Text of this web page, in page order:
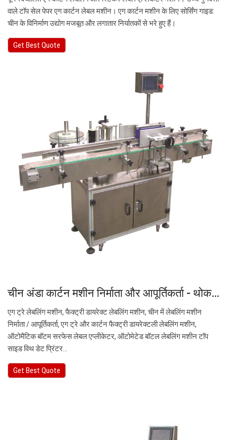
वाले टॉप सेल पेपर एग कार्टन लेबल मशीन। एग कार्टन मशीन के लिए सोर्सिंग गाइड:
चीन के विनिर्माण उद्योग मजबूत और लगातार निर्यातकों से भरे हुए हैं।
Get Best Quote
चीन अंडा कार्टन मशीन निर्माता और आपूर्तिकर्ता - थोक…
एग ट्रे लेबलिंग मशीन, फैक्ट्री डायरेक्ट लेबलिंग मशीन, चीन में लेबलिंग मशीन
निर्माता / आपूर्तिकर्ता, एग ट्रे और कार्टन फैक्ट्री डायरेक्टली लेबलिंग मशीन,
ऑटोमैटिक बॉटम सरफेस लेबल एप्लीकेटर, ऑटोमेटेड बॉटल लेबलिंग मशीन टॉप
साइड विथ डेट प्रिंटर…
Get Best Quote